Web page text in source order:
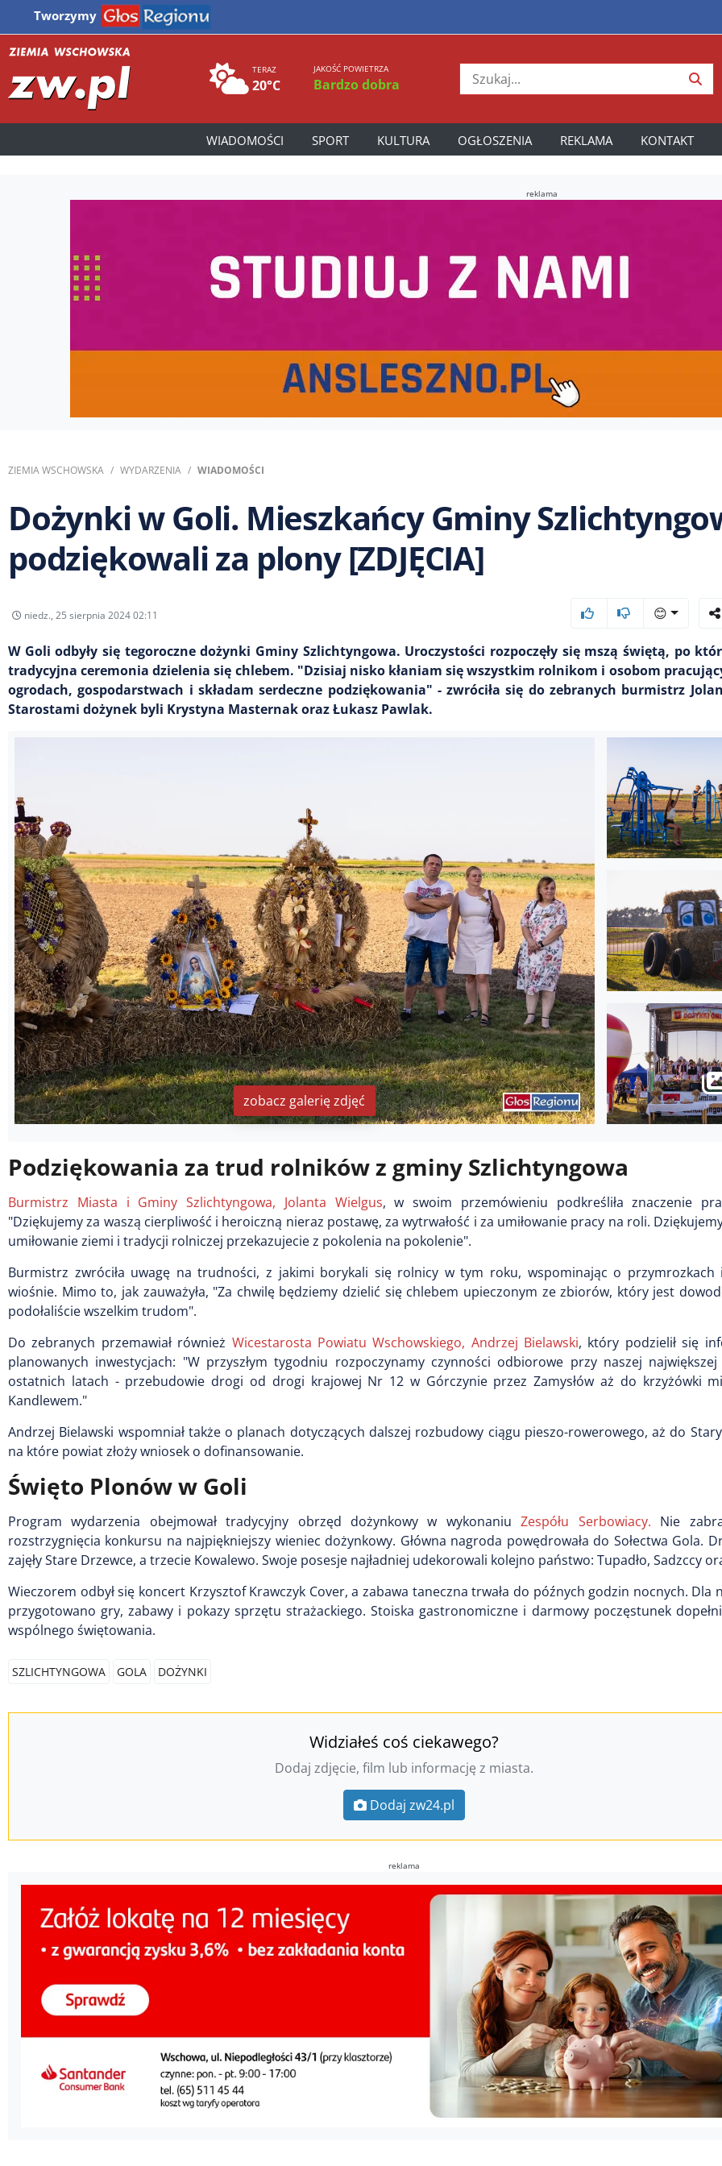
Tworzymy
TERAZ
20°C
JAKOŚĆ POWIETRZA
Bardzo dobra
WIADOMOŚCI SPORT KULTURA OGŁOSZENIA REKLAMA KONTAKT
reklama
ZIEMIA WSCHOWSKA WYDARZENIA WIADOMOŚCI
Dożynki w Goli. Mieszkańcy Gminy
podziękowali za plony [ZDJĘCIA]
niedz., 25 sierpnia 2024 02:11 😊
W Goli odbyły się tegoroczne dożynki Gminy Szlichtyngowa. Uroczystości rozpoczęły się mszą świętą, po
tradycyjna ceremonia dzielenia się chlebem. "Dzisiaj nisko kłaniam się wszystkim rolnikom i osobom
ogrodach, gospodarstwach i składam serdeczne podziękowania" - zwróciła się do zebranych burmistrz
Starostami dożynek byli Krystyna Masternak oraz Łukasz Pawlak.
zobacz galerię zdjęć
Podziękowania za trud rolników z gminy Szlichtyngowa
Burmistrz Miasta i Gminy Szlichtyngowa, Jolanta Wielgus, w swoim przemówieniu podkreśliła znaczenie
"Dziękujemy za waszą cierpliwość i heroiczną nieraz postawę, za wytrwałość i za umiłowanie pracy na roli.
umiłowanie ziemi i tradycji rolniczej przekazujecie z pokolenia na pokolenie".
Burmistrz zwróciła uwagę na trudności, z jakimi borykali się rolnicy w tym roku, wspominając o przymrozkach
wiośnie. Mimo to, jak zauważyła, "Za chwilę będziemy dzielić się chlebem upieczonym ze zbiorów, który jest
podołaliście wszelkim trudom".
Do zebranych przemawiał również Wicestarosta Powiatu Wschowskiego, Andrzej Bielawski, który podzielił się
planowanych inwestycjach: "W przyszłym tygodniu rozpoczynamy czynności odbiorowe przy naszej
ostatnich latach - przebudowie drogi od drogi krajowej Nr 12 w Górczynie przez Zamysłów aż do krzyżówki
Kandlewem."
Andrzej Bielawski wspomniał także o planach dotyczących dalszej rozbudowy ciągu pieszo-rowerowego, aż do
na które powiat złoży wniosek o dofinansowanie.
Święto Plonów w Goli
Program wydarzenia obejmował tradycyjny obrzęd dożynkowy w wykonaniuZespółu Serbowiacy. Nie
rozstrzygnięcia konkursu na najpiękniejszy wieniec dożynkowy. Główna nagroda powędrowała do Sołectwa Gola.
zajęły Stare Drzewce, a trzecie Kowalewo. Swoje posesje najładniej udekorowali kolejno państwo: Tupadło, Sadzccy
Wieczorem odbył się koncert Krzysztof Krawczyk Cover, a zabawa taneczna trwała do późnych godzin nocnych. Dla
przygotowano gry, zabawy i pokazy sprzętu strażackiego. Stoiska gastronomiczne i darmowy poczęstunek
wspólnego świętowania.
SZLICHTYNGOWA GOLA DOŻYNKI
Widziałeś coś ciekawego?
Dodaj zdjęcie, film lub informację z miasta.
Dodaj zw24.pl
reklama